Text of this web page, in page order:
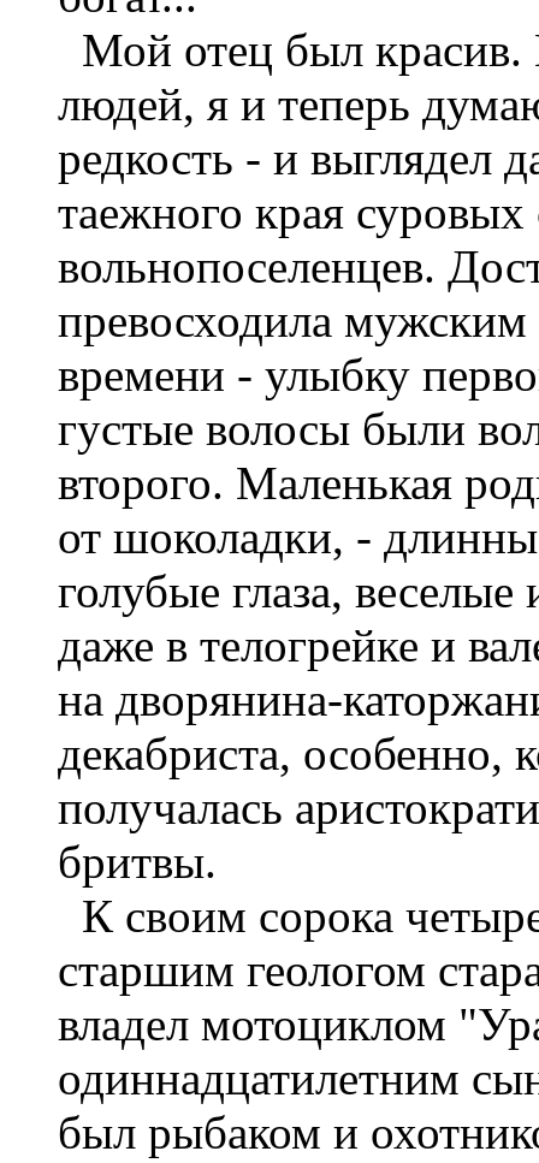
Мой отец был красив.
людей, я и теперь
редкость - и выглядел
таежного края суровых
вольнопоселенцев.
превосходила мужским
времени - улыбку
густые волосы были
второго. Маленькая
от шоколадки, -
голубые глаза,
даже в телогрейке и
на дворянина-
декабриста, особенно,
получалась
бритвы.
К своим сорока
старшим геологом
владел мотоциклом
одиннадцатилетним
был рыбаком и